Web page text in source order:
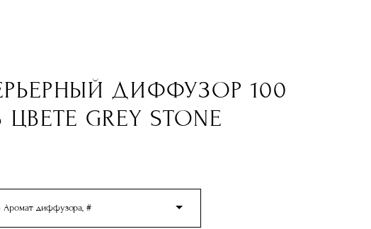
ДИФФУЗОР 100
GREY STONE
Аромат диффузора, #